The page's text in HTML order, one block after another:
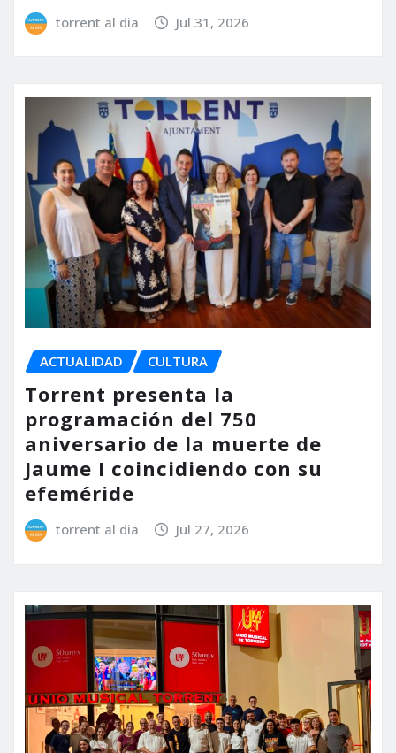
torrent al dia Jul 31, 2026
ACTUALIDAD CULTURA
Torrent presenta la
programación del 750
aniversario de la muerte de
Jaume I coincidiendo con su
efeméride
torrent al dia Jul 27, 2026